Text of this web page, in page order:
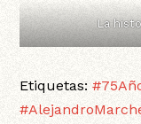
La
Etiquetas: